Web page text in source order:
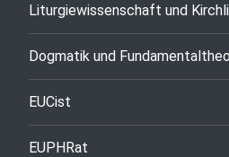
Liturgiewissenschaft und
Dogmatik und
EUCist
EUPHRat